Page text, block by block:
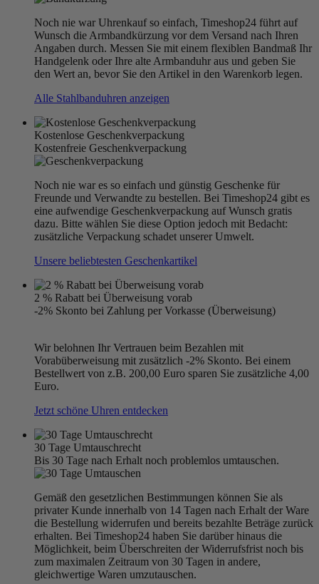
Noch nie war Uhrenkauf so einfach, Timeshop24 führt auf
Wunsch die Armbandkürzung vor dem Versand nach Ihren
Angaben durch. Messen Sie mit einem flexiblen Bandmaß Ihr
Handgelenk oder Ihre alte Armbanduhr aus und geben Sie
den Wert an, bevor Sie den Artikel in den Warenkorb legen.
Alle Stahlbanduhren anzeigen
Kostenlose Geschenkverpackung
Kostenfreie Geschenkverpackung
Noch nie war es so einfach und günstig Geschenke für
Freunde und Verwandte zu bestellen. Bei Timeshop24 gibt es
eine aufwendige Geschenkverpackung auf Wunsch gratis
dazu. Bitte wählen Sie diese Option jedoch mit Bedacht:
zusätzliche Verpackung schadet unserer Umwelt.
Unsere beliebtesten Geschenkartikel
2 % Rabatt bei Überweisung vorab
-2% Skonto bei Zahlung per Vorkasse (Überweisung)
Wir belohnen Ihr Vertrauen beim Bezahlen mit
Vorabüberweisung mit zusätzlich -2% Skonto. Bei einem
Bestellwert von z.B. 200,00 Euro sparen Sie zusätzliche 4,00
Euro.
Jetzt schöne Uhren entdecken
30 Tage Umtauschrecht
Bis 30 Tage nach Erhalt noch problemlos umtauschen.
Gemäß den gesetzlichen Bestimmungen können Sie als
privater Kunde innerhalb von 14 Tagen nach Erhalt der Ware
die Bestellung widerrufen und bereits bezahlte Beträge zurück
erhalten. Bei Timeshop24 haben Sie darüber hinaus die
Möglichkeit, beim Überschreiten der Widerrufsfrist noch bis
zum maximalen Zeitraum von 30 Tagen in andere,
gleichwertige Waren umzutauschen.